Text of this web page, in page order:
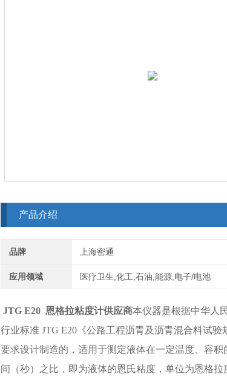
产品介绍
品牌 上海密通
应用领域 医疗卫生,化工,石油,能源,电子/电池
JTG E20 恩格拉粘度计供应商本仪器是根据中华人
行业标准 JTG E20《公路工程沥青及沥青混合料试
要求设计制造的，适用于测定液体在一定温度、容
间（秒）之比，即为液体的恩氏粘度，单位为恩格拉